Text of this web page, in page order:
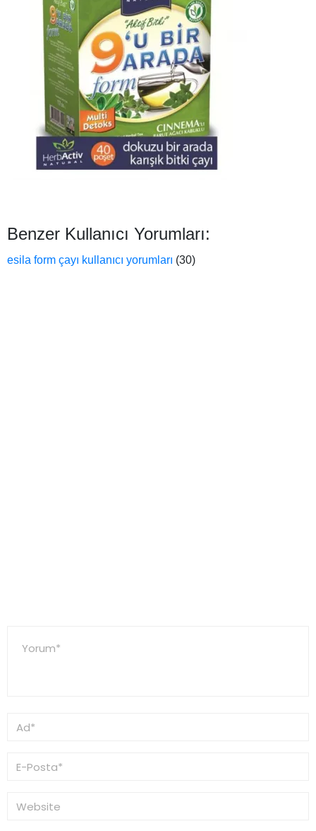
Benzer Kullanıcı Yorumları:
esila form çayı kullanıcı yorumları (30)